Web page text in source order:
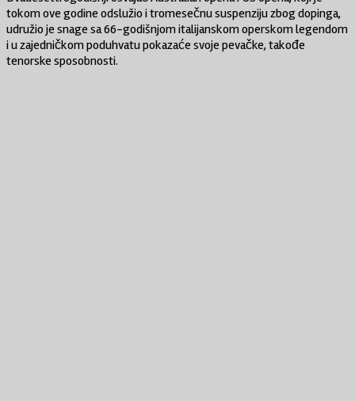
tokom ove godine odslužio i tromesečnu suspenziju zbog dopinga,
udružio je snage sa 66-godišnjom italijanskom operskom legendom
i u zajedničkom poduhvatu pokazaće svoje pevačke, takođe
tenorske sposobnosti.